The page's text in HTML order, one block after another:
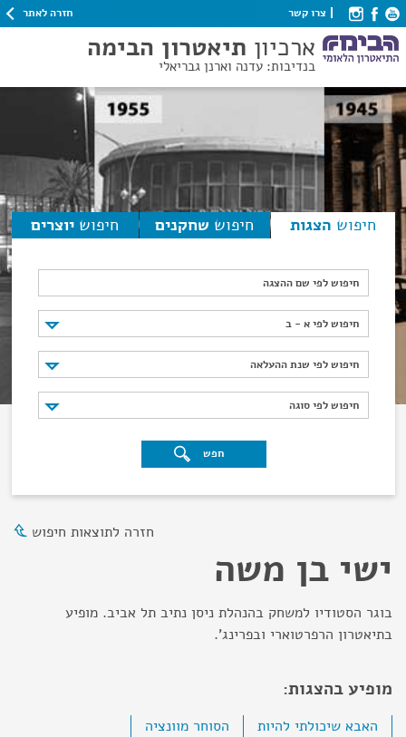
צרו קשר חזרה לאתר
ארכיון תיאטרון הבימה
בנדיבות: עדנה וארנן גבריאלי
חיפוש הצגות חיפוש שחקנים חיפוש יוצרים
חיפוש לפי שם ההצגה
חיפוש לפי א - ב
חיפוש לפי א - ב
חיפוש לפי שנת ההעלאה
חיפוש לפי שנת ההעלאה
חיפוש לפי סוגה
חיפוש לפי סוגה
חפש
חזרה לתוצאות חיפוש
ישי בן משה
בוגר הסטודיו למשחק בהנהלת ניסן נתיב תל אביב. מופיע
בתיאטרון הרפרטוארי ובפרינג'.
מופיע בהצגות:
האבא שיכולתי להיות
הסוחר מוונציה